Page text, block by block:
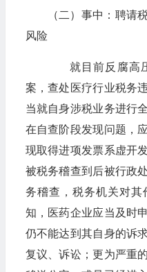
（二）事中：聘请
风险
就目前反腐高压
案，查处医疗行业税务
当就自身涉税业务进行
在自查阶段发现问题，
现取得进项发票系虚开
被税务稽查到后被行政
务稽查，税务机关对其
知，医药企业应当及时
仍不能达到其自身的诉
复议、诉讼；更为严重